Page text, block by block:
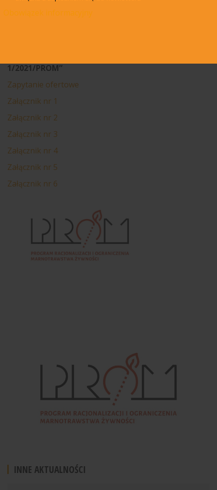
00-024 Warszawa
Sesja otwarcia ofert rozpocznie w tym samym dniu się o
1/2021/PROM”
Zapytanie ofertowe
Załącznik nr 1
Załącznik nr 2
Załącznik nr 3
Załącznik nr 4
Załącznik nr 5
Załącznik nr 6
INNE AKTUALNOŚCI
Obowiązek informacyjny